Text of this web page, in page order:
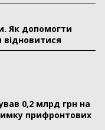
Як допомогти
0,2 млрд грн на
прифронтових